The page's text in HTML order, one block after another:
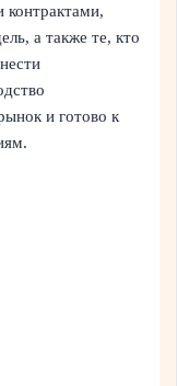
а также те, кто
и готово к